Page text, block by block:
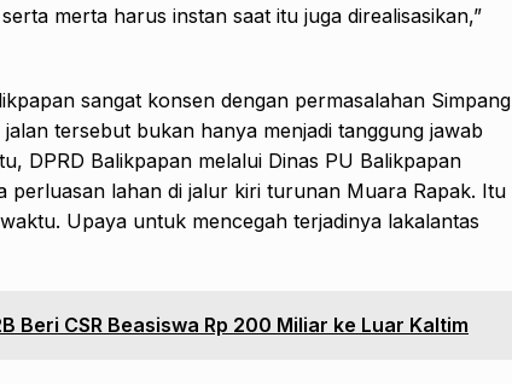
merta harus instan saat itu juga direalisasikan,”
sangat konsen dengan permasalahan Simpang
tersebut bukan hanya menjadi tanggung jawab
DPRD Balikpapan melalui Dinas PU Balikpapan
perluasan lahan di jalur kiri turunan Muara Rapak. Itu
Upaya untuk mencegah terjadinya lakalantas
Beri CSR Beasiswa Rp 200 Miliar ke Luar Kaltim